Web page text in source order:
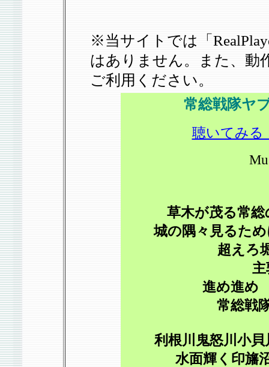
※当サイトでは「
はありません。また、動
ご利用ください。
常総戦隊ヤ
聴いてみる
草木が茂る常
城の隅々見るた
超え
進め進
常総戦
利根川鬼怒川小
水面輝く印旛